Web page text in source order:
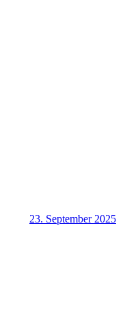
23. September 2025